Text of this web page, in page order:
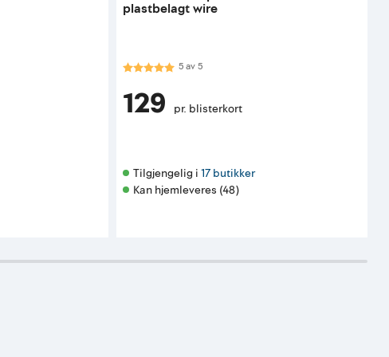
plastbelagt wire
Karakter:5.0 av 5 mulige
5av5
129 pr. blisterkort
Tilgjengelig i 17 butikker
Kan hjemleveres (48)